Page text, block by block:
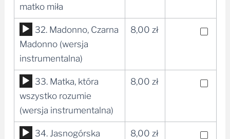
plików
dźwiękowych
matko miła
Odtwarzacz
plików
dźwiękowych
32. Madonno, Czarna
Madonno (wersja
instrumentalna)
8,00 zł
Odtwarzacz
plików
dźwiękowych
33. Matka, która
wszystko rozumie
(wersja instrumentalna)
8,00 zł
Odtwarzacz
34. Jasnogórska
8,00 zł